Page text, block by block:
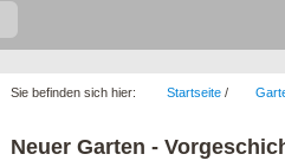
Sie befinden sich hier: Startseite /
Neuer Garten -